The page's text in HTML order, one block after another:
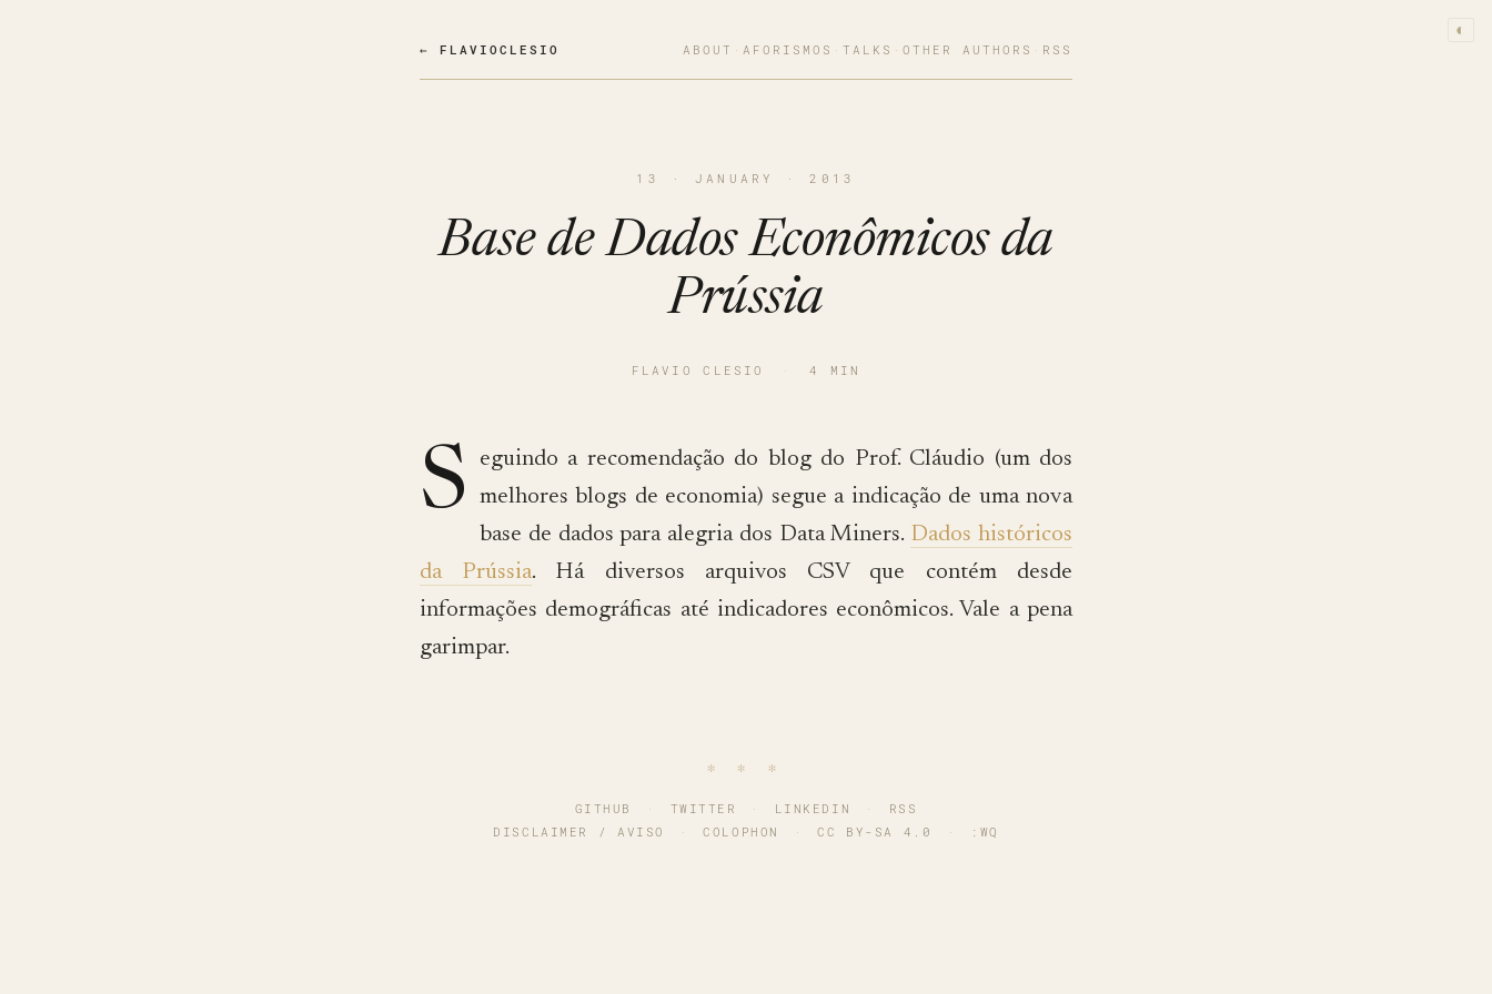
◐
← FLAVIOCLESIO ABOUT ·AFORISMOS · TALKS · OTHER AUTHORS · RSS
13 · JANUARY · 2013
Base de Dados Econômicos da
Prússia
FLAVIO CLESIO · 4 MIN
S
eguindo a recomendação do blog do Prof. Cláudio (um dos
melhores blogs de economia) segue a indicação de uma nova
base de dados para alegria dos Data Miners. Dados históricos
da Prússia. Há diversos arquivos CSV que contém desde
informações demográficas até indicadores econômicos. Vale a pena
garimpar.
∗ ∗ ∗
GITHUB · TWITTER · LINKEDIN ·
RSS
DISCLAIMER / AVISO
· COLOPHON · CC BY-SA 4.0 · :WQ